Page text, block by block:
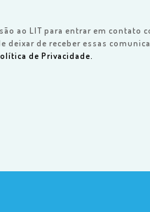
ao LIT para entrar em contato
deixar de receber essas
de Privacidade.